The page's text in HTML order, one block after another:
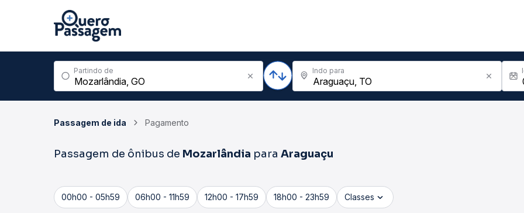
Partindo de Indo para
Passagem de ida Pagamento
Passagem de ônibus de Mozarlândia para Araguaçu
00h00 - 05h59 06h00 - 11h59 12h00 - 17h59 18h00 - 23h59 Classes